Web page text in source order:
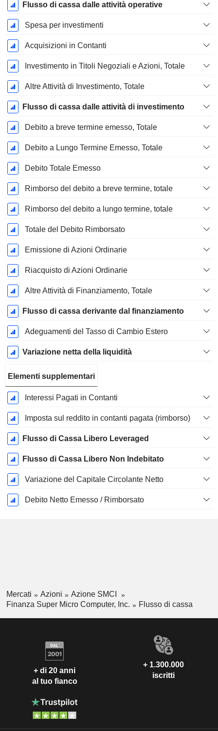
Flusso di cassa dalle attività operative
Spesa per investimenti
Acquisizioni in Contanti
Investimento in Titoli Negoziali e Azioni, Totale
Altre Attività di Investimento, Totale
Flusso di cassa dalle attività di investimento
Debito a breve termine emesso, Totale
Debito a Lungo Termine Emesso, Totale
Debito Totale Emesso
Rimborso del debito a breve termine, totale
Rimborso del debito a lungo termine, totale
Totale del Debito Rimborsato
Emissione di Azioni Ordinarie
Riacquisto di Azioni Ordinarie
Altre Attività di Finanziamento, Totale
Flusso di cassa derivante dal finanziamento
Adeguamenti del Tasso di Cambio Estero
Variazione netta della liquidità
Elementi supplementari
Interessi Pagati in Contanti
Imposta sul reddito in contanti pagata (rimborso)
Flusso di Cassa Libero Leveraged
Flusso di Cassa Libero Non Indebitato
Variazione del Capitale Circolante Netto
Debito Netto Emesso / Rimborsato
Mercati Azioni
Azione SMCI
Finanza Super Micro Computer, Inc.
Flusso di cassa
+ di 20 anni
al tuo fianco
+ 1.300.000
iscritti